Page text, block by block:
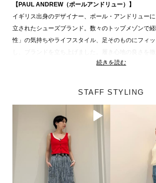
【PAUL ANDREW（ポールアンドリュー）】
イギリス出身のデザイナー、ポール・アンドリュー
立されたシューズブランド。数々のトップメゾンで
性」の気持ちやライフスタイル、足そのものにフィ
コンモデル、バッグストラップシューズをはじめ、
されたコレクションを展開しています。
※包装紙破損、箱破損につきましては本体に不良が無
せていただいております。予めご了承ください。
PAUL ANDREW 商品一覧
続きを読む
STAFF STYLING